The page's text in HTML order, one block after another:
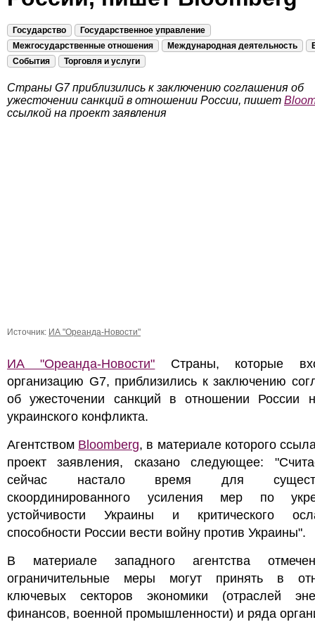
Государство
Государственное управление
Межгосударственные отношения
Международная деятельность
События
Торговля и услуги
Страны G7 приблизились к заключению соглашения об
ужесточении санкций в отношении России, пишет
ссылкой на проект заявления
Источник: ИА "Ореанда-Новости"
ИА "Ореанда-Новости" Страны, которые
организацию G7, приблизились к заключению
об ужесточении санкций в отношении России
украинского конфликта.
Агентством Bloomberg, в материале которого
проект заявления, сказано следующее:
сейчас настало время для
скоординированного усиления мер по
устойчивости Украины и критического
способности России вести войну против Украины".
В материале западного агентства
ограничительные меры могут принять в
ключевых секторов экономики (отраслей
финансов, военной промышленности) и ряда